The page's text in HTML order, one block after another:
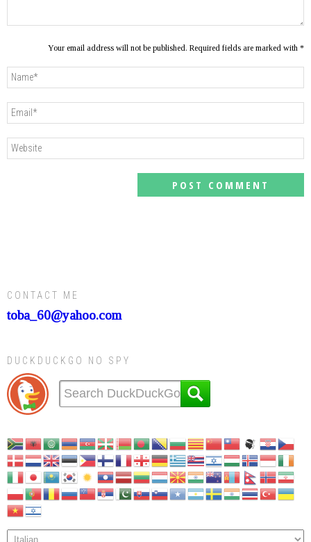
Your email address will not be published. Required fields are marked with *
CONTACT ME
toba_60@yahoo.com
DUCKDUCKGO NO SPY